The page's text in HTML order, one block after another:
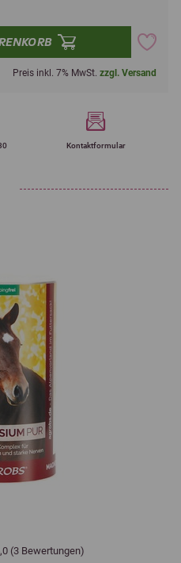
Preis inkl. 7% MwSt. zzgl. Versand
Kontaktformular
(3 Bewertungen)